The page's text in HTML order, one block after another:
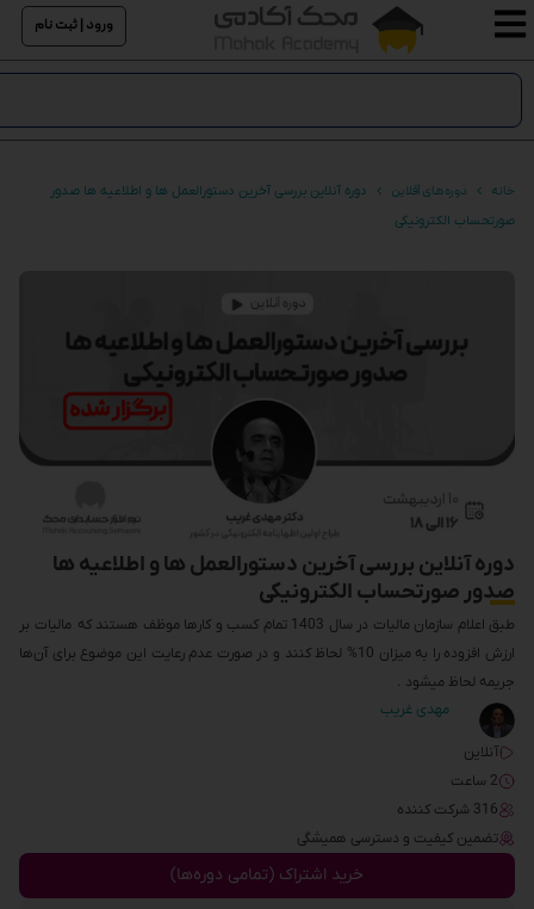
ورود | ثبت نام
خانه دوره های آفلاین
دوره آنلاین بررسی آخرین دستورالعمل ها و اطلاعیه ها صدور
صورتحساب الکترونیکی
دوره آنلاین بررسی آخرین دستورالعمل ها و اطلاعیه ها
صدور صورتحساب الکترونیکی
طبق اعلام سازمان مالیات در سال 1403 تمام کسب و کارها موظف هستند که مالیات بر
ارزش افزوده را به میزان 10% لحاظ کنند و در صورت عدم رعایت این موضوع برای آن‌ها
جریمه لحاظ میشود .
مهدی غریب
آنلاین
2 ساعت
316 شرکت کننده
تضمین کیفیت و دسترسی همیشگی
خرید اشتراک (تمامی دوره‌ها)